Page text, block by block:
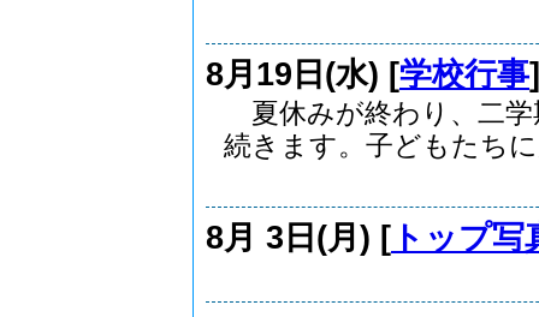
8月19日(水) [学校行事
夏休みが終わり、二
続きます。子どもたち
8月 3日(月) [ トップ写